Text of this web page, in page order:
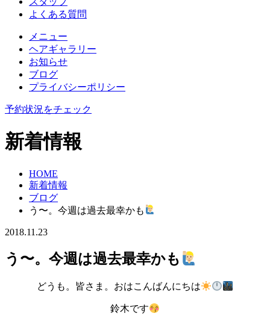
よくある質問
メニュー
ヘアギャラリー
お知らせ
ブログ
プライバシーポリシー
予約状況をチェック
新着情報
HOME
新着情報
ブログ
う〜。今週は過去最幸かも
2018.11.23
う〜。今週は過去最幸かも
どうも。皆さま。おはこんばんにちは
鈴木です